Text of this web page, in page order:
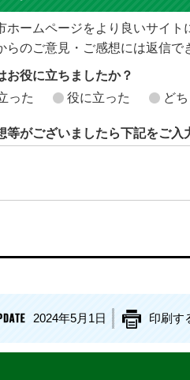
ホームページをより良いサイト
らのご意見・ご感想には返信で
お役に立ちましたか？
った
役に立った ど
等がございましたら下記をご入
2024年5月1日 印刷す